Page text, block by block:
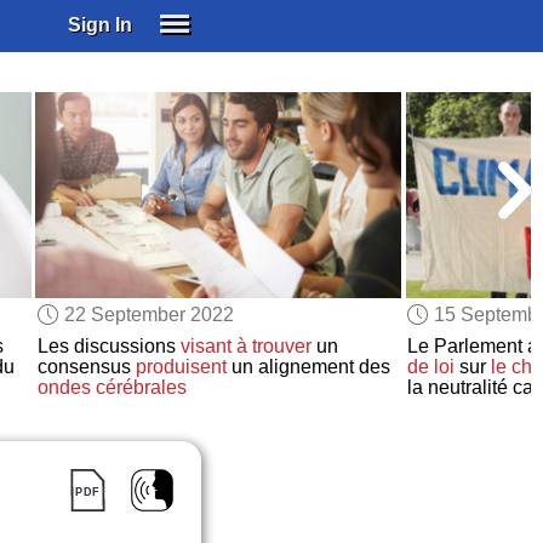
Sign In
SUBSCRIBE
EDUCATIONAL LICENSES
GIFT CARDS
OTHER LANGUAGES
ABOUT US
ALEXA
ADJUST COLORS
22 September 2022
Les discussions visant à trouverun
consensus produisentun alignement des
ondes cérébrales
15
Le Parlement
de loi sur le
la neutralité